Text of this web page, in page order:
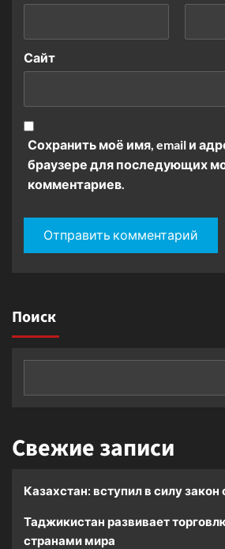
Сайт
Сохранить моё имя, email и
браузере для последующих
комментариев.
Поиск
Свежие записи
Казахстан: вступил в силу
Таджикистан развивает
странами мира